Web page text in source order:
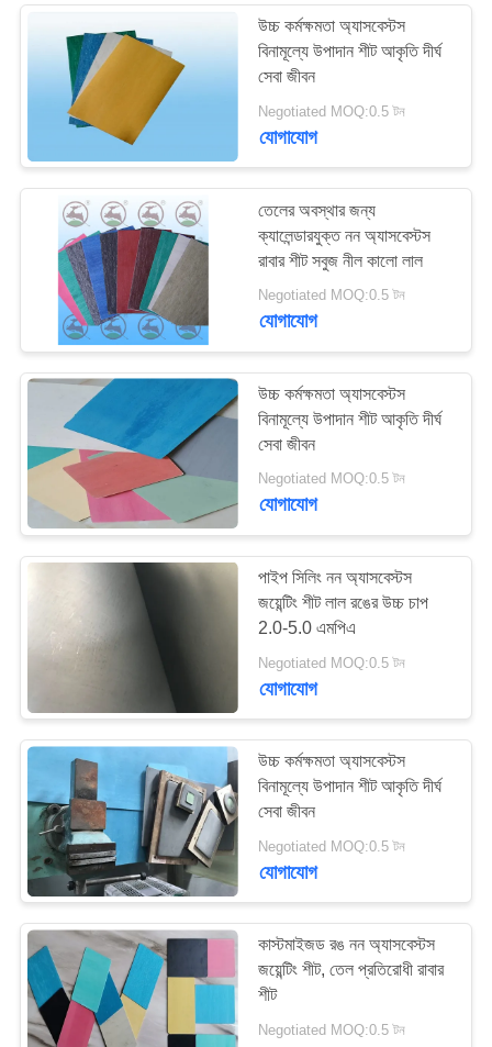
PRIVACY
POLICY
উচ্চ কর্মক্ষমতা অ্যাসবেস্টস
বিনামূল্যে উপাদান শীট আকৃতি দীর্ঘ
সেবা জীবন
Negotiated MOQ:0.5 টন
যোগাযোগ
তেলের অবস্থার জন্য
ক্যালেন্ডারযুক্ত নন অ্যাসবেস্টস
রাবার শীট সবুজ নীল কালো লাল
Negotiated MOQ:0.5 টন
যোগাযোগ
উচ্চ কর্মক্ষমতা অ্যাসবেস্টস
বিনামূল্যে উপাদান শীট আকৃতি দীর্ঘ
সেবা জীবন
Negotiated MOQ:0.5 টন
যোগাযোগ
পাইপ সিলিং নন অ্যাসবেস্টস
জয়েন্টিং শীট লাল রঙের উচ্চ চাপ
2.0-5.0 এমপিএ
Negotiated MOQ:0.5 টন
যোগাযোগ
উচ্চ কর্মক্ষমতা অ্যাসবেস্টস
বিনামূল্যে উপাদান শীট আকৃতি দীর্ঘ
সেবা জীবন
Negotiated MOQ:0.5 টন
যোগাযোগ
কাস্টমাইজড রঙ নন অ্যাসবেস্টস
জয়েন্টিং শীট, তেল প্রতিরোধী রাবার
শীট
Negotiated MOQ:0.5 টন